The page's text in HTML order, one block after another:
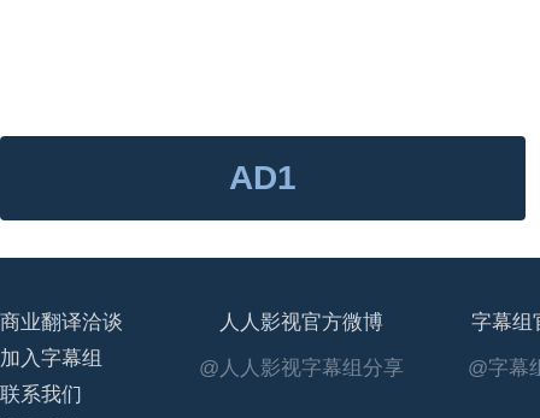
AD1
商业翻译洽谈
加入字幕组
联系我们
人人影视官方微博
@人人影视字幕组分享
字幕组
@字幕